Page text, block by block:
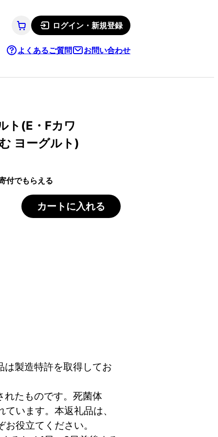
ログイン・新規登録
よくあるご質問 お問い合わせ
ト(E・Fカワ
ヨーグルト)
付でもらえる
カートに入れる
製造特許を取得してお
たものです。死菌体
います。本返礼品は、
役立てください。